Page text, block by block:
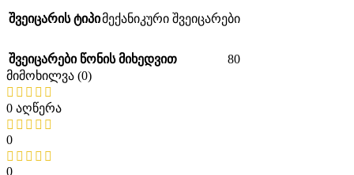
შვეიცარის ტიპიმექანიკური შვეიცარები
შვეიცარები წონის მიხედვით
80
მიმოხილვა (0)
0 აღწერა
0
0